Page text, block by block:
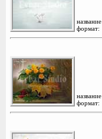
формат:
формат: